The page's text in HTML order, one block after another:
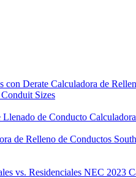
con Derate Calculadora de
Sizes
Llenado de Conducto
de Relleno de Conductos
vs. Residenciales NEC 2023